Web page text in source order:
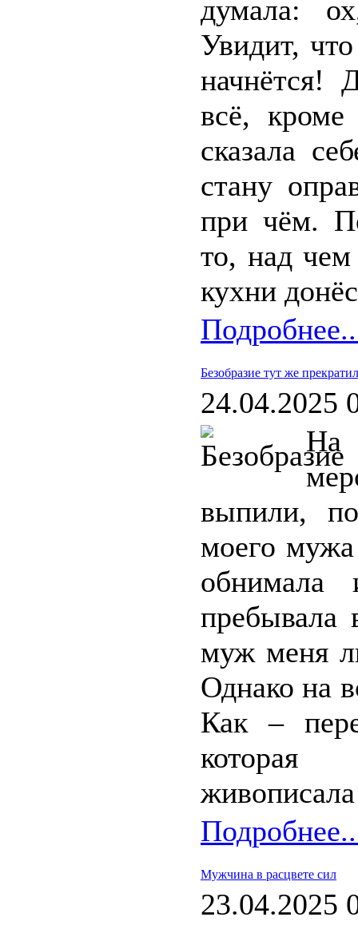
думала:
Увидит,
начнётся!
всё, кроме
сказала
стану
при чём.
то, над чем
кухни
Безобразие тут же
24.04.2025
На
выпили,
моего мужа
обнимала
пребывала
муж меня
Однако на
Как –
которая
Мужчина в расцвете сил
23.04.2025